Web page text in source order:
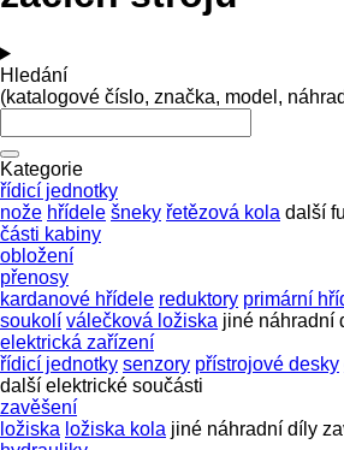
Hledání
(katalogové číslo, značka, model,
Kategorie
řídicí jednotky
nože hřídele šneky řetězová kola další
části kabiny
obložení
přenosy
kardanové hřídele reduktory primární
soukolí válečková ložiska jiné náhradní
elektrická zařízení
řídicí jednotky senzory přístrojové desky
další elektrické součásti
zavěšení
ložiska ložiska kola jiné náhradní díly